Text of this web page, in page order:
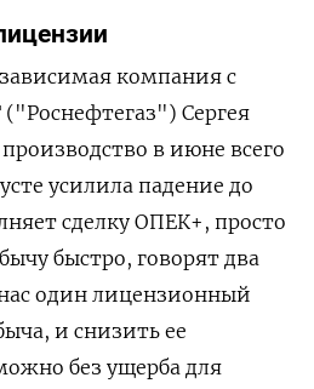
компания с
Сергея
в июне всего
усилила падение до
сделку ОПЕК+, просто
быстро, говорят два
один лицензионный
и снизить ее
без ущерба для